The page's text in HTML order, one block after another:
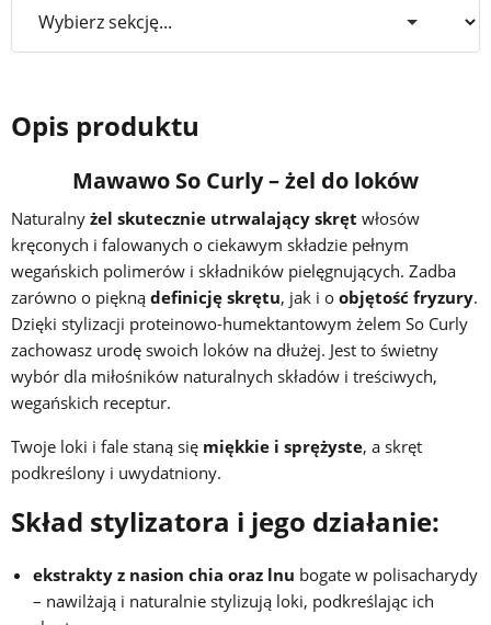
Opis produktu
Mawawo So Curly – żel do loków
Naturalny żel skutecznie utrwalający skręt włosów
kręconych i falowanych o ciekawym składzie pełnym
wegańskich polimerów i składników pielęgnujących. Zadba
zarówno o piękną definicję skrętu, jak i o objętość fryzury.
Dzięki stylizacji proteinowo-humektantowym żelem So Curly
zachowasz urodę swoich loków na dłużej. Jest to świetny
wybór dla miłośników naturalnych składów i treściwych,
wegańskich receptur.
Twoje loki i fale staną się miękkie i sprężyste, a skręt
podkreślony i uwydatniony.
Skład stylizatora i jego działanie:
ekstrakty z nasion chia oraz lnu bogate w polisacharydy
– nawilżają i naturalnie stylizują loki, podkreślając ich